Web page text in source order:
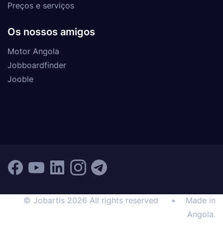
Preços e serviços
Os nossos amigos
Motor Angola
Jobboardfinder
Jooble
© Jobartis 2026 All rights reserved •
Made in
Angola.